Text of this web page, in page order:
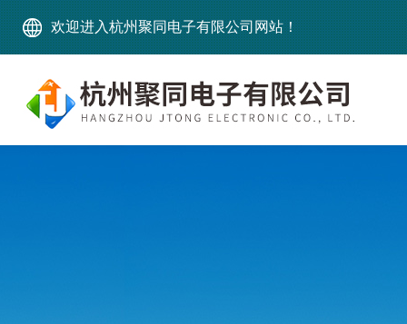
欢迎进入杭州聚同电子有限公司网站！